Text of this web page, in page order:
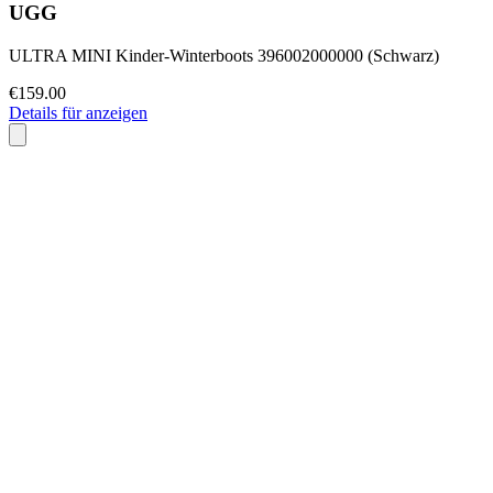
UGG
ULTRA MINI Kinder-Winterboots 396002000000 (Schwarz)
€159.00
Details für anzeigen